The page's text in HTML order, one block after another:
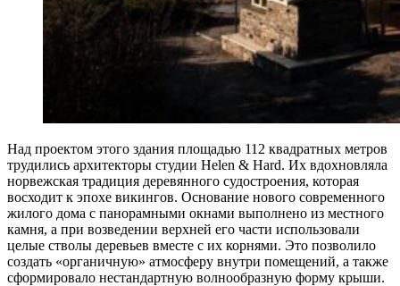
Над проектом этого здания площадью 112 квадратных метров
трудились архитекторы студии Helen & Hard. Их вдохновляла
норвежская традиция деревянного судостроения, которая
восходит к эпохе викингов. Основание нового современного
жилого дома с панорамными окнами выполнено из местного
камня, а при возведении верхней его части использовали
целые стволы деревьев вместе с их корнями. Это позволило
создать «органичную» атмосферу внутри помещений, а также
сформировало нестандартную волнообразную форму крыши.